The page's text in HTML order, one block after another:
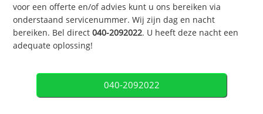
voor een offerte en/of advies kunt u ons bereiken via
onderstaand servicenummer. Wij zijn dag en nacht
bereiken. Bel direct040-2092022. U heeft deze nacht een
adequate oplossing!
040-2092022